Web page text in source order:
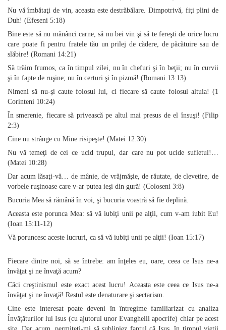
Nu vă îmbătaţi de vin, aceasta este destrăbălare. Dimpotrivă, fiţi plini de
Duh! (Efeseni 5:18)
Bine este să nu mănânci carne, să nu bei vin şi să te fereşti de orice lucru
care poate fi pentru fratele tău un prilej de cădere, de păcătuire sau de
slăbire! (Romani 14:21)
Să trăim frumos, ca în timpul zilei, nu în chefuri şi în beţii; nu în curvii
şi în fapte de ruşine; nu în certuri şi în pizmă! (Romani 13:13)
Nimeni să nu‑şi caute folosul lui, ci fiecare să caute folosul altuia! (1
Corinteni 10:24)
În smerenie, fiecare să privească pe altul mai presus de el însuşi! (Filip
2:3)
Cine nu strânge cu Mine risipeşte! (Matei 12:30)
Nu vă temeţi de cei ce ucid trupul, dar care nu pot ucide sufletul!…
(Matei 10:28)
Dar acum lăsaţi‑vă… de mânie, de vrăjmăşie, de răutate, de clevetire, de
vorbele ruşinoase care v‑ar putea ieşi din gură! (Coloseni 3:8)
Bucuria Mea să rămână în voi, şi bucuria voastră să fie deplină.
Aceasta este porunca Mea: să vă iubiţi unii pe alţii, cum v‑am iubit Eu!
(Ioan 15:11‑12)
Vă poruncesc aceste lucruri, ca să vă iubiţi unii pe alţii! (Ioan 15:17)
Fiecare dintre noi, să se întrebe: am înţeles eu, oare, ceea ce Isus ne‑a
învăţat şi ne învaţă acum?
Căci creştinismul este exact acest lucru! Aceasta este ceea ce Isus ne‑a
învăţat şi ne învaţă! Restul este denaturare şi sectarism.
Cine este interesat poate deveni în întregime familiarizat cu analiza
Învăţăturilor lui Isus (cu ajutorul unor Evanghelii apocrife) chiar pe acest